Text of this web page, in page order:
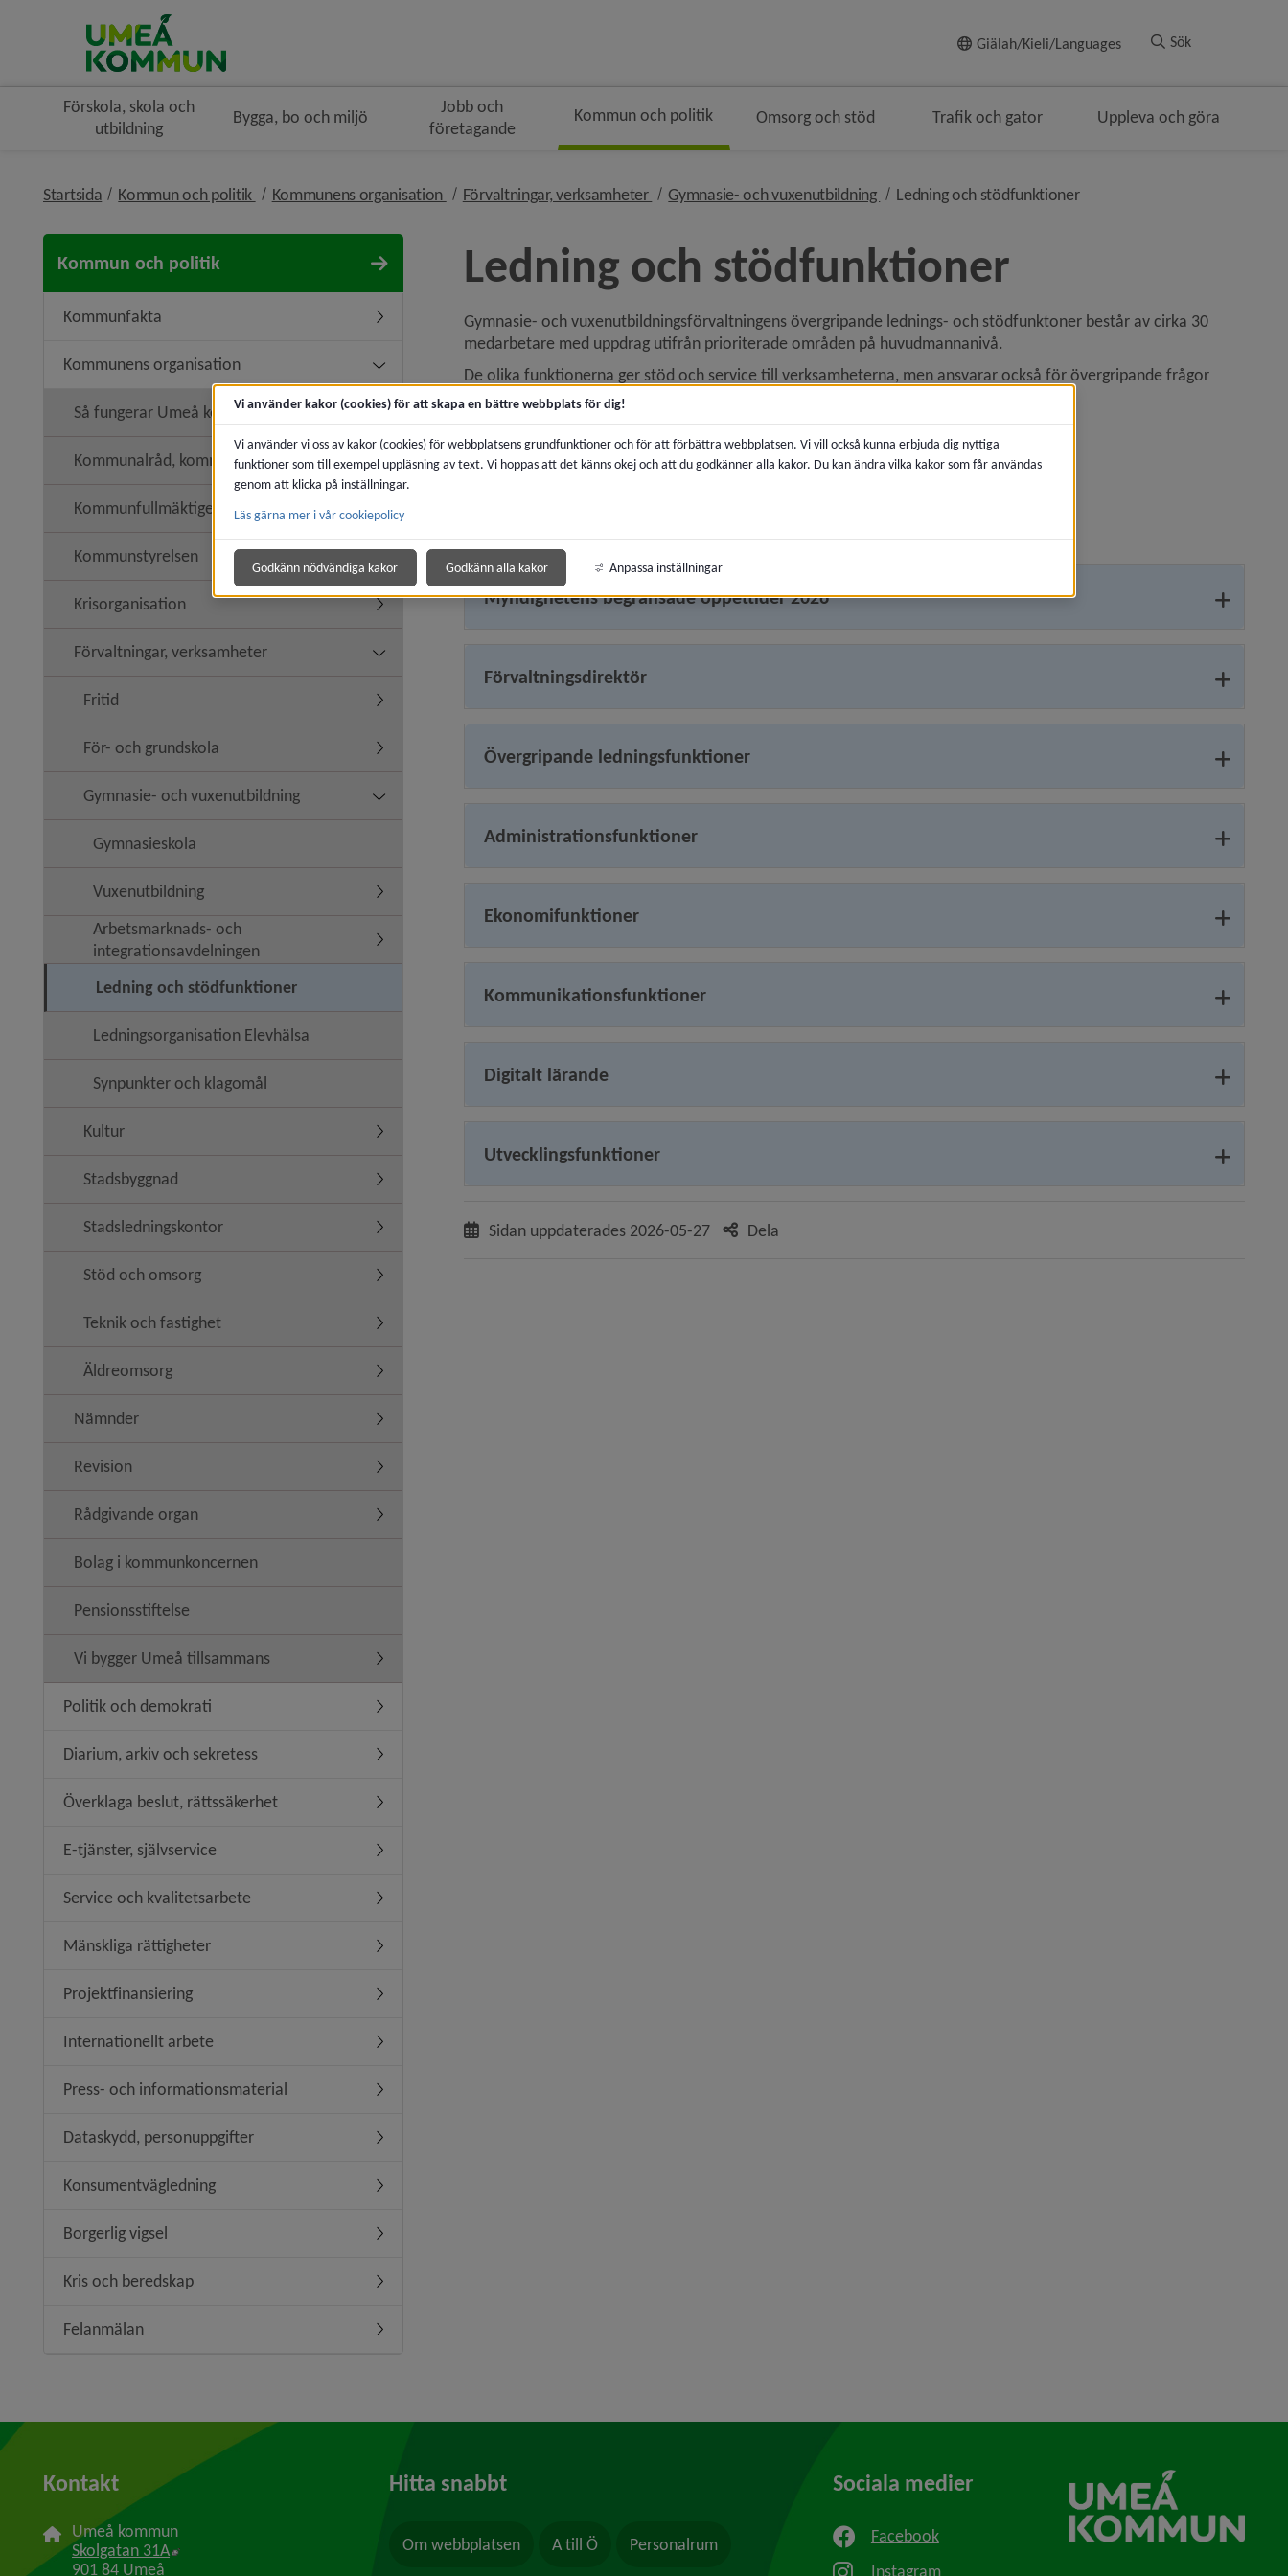
Giälah/Kieli/Languages Sök
Förskola, skola och
utbildning
Bygga, bo och miljö
Jobb och
företagande
Kommun och politik Omsorg och stöd Trafik och gator Uppleva och göra
Startsida Kommun och politik nivå i brödsmulenavigeringen
Kommunens organisation nivå i brödsmulenavigeringen
Förvaltningar, verksamheter nivå i brödsmulenavigeringen
Gymnasie- och vuxenutbildning nivå i brödsmulenavigeringen
Ledning och stödfunktionernivå i brödsmulenavigeringen
Kommun och politik
Kommunfakta Undermeny för Kommunfakta
Kommunens organisation Undermeny för Kommunens organisation
Så fungerar Umeå kommun
Kommunalråd, kommunledning
Kommunfullmäktige Undermeny för Kommunfullmäktige
Kommunstyrelsen Undermeny för Kommunstyrelsen
Krisorganisation Undermeny för Krisorganisation
Förvaltningar, verksamheter Undermeny för Förvaltningar, verksamheter
Fritid Undermeny för Fritid
För- och grundskola Undermeny för För- och grundskola
Gymnasie- och vuxenutbildning Undermeny för Gymnasie- och vuxenutbildning
Gymnasieskola
Vuxenutbildning Undermeny för Vuxenutbildning
Arbetsmarknads- och
integrationsavdelningen
Undermeny för Arbetsmarknads- och integrationsavdelningen
Ledning och stödfunktioner
Ledningsorganisation Elevhälsa
Synpunkter och klagomål
Kultur Undermeny för Kultur
Stadsbyggnad Undermeny för Stadsbyggnad
Stadsledningskontor Undermeny för Stadsledningskontor
Stöd och omsorg Undermeny för Stöd och omsorg
Teknik och fastighet Undermeny för Teknik och fastighet
Äldreomsorg Undermeny för Äldreomsorg
Nämnder Undermeny för Nämnder
Revision Undermeny för Revision
Rådgivande organ Undermeny för Rådgivande organ
Bolag i kommunkoncernen
Pensionsstiftelse
Vi bygger Umeå tillsammans Undermeny för Vi bygger Umeå tillsammans
Politik och demokrati Undermeny för Politik och demokrati
Diarium, arkiv och sekretess Undermeny för Diarium, arkiv och sekretess
Överklaga beslut, rättssäkerhet Undermeny för Överklaga beslut, rättssäkerhet
E-tjänster, självservice Undermeny för E-tjänster, självservice
Service och kvalitetsarbete Undermeny för Service och kvalitetsarbete
Mänskliga rättigheter Undermeny för Mänskliga rättigheter
Projektfinansiering Undermeny för Projektfinansiering
Internationellt arbete Undermeny för Internationellt arbete
Press- och informationsmaterial Undermeny för Press- och informationsmaterial
Dataskydd, personuppgifter Undermeny för Dataskydd, personuppgifter
Konsumentvägledning Undermeny för Konsumentvägledning
Borgerlig vigsel Undermeny för Borgerlig vigsel
Kris och beredskap Undermeny för Kris och beredskap
Felanmälan Undermeny för Felanmälan
Ledning och stödfunktioner
Gymnasie- och vuxenutbildningsförvaltningens övergripande lednings- och stödfunktoner består av cirka 30
medarbetare med uppdrag utifrån prioriterade områden på huvudmannanivå.
De olika funktionerna ger stöd och service till verksamheterna, men ansvarar också för övergripande frågor
inom skolområdet, till exempel:
strategisk planering
skolutveckling
systematiskt kvalitetsarbete
nämndsadministration.
Myndighetens begränsade öppettider 2026
Förvaltningsdirektör
Övergripande ledningsfunktioner
Administrationsfunktioner
Ekonomifunktioner
Kommunikationsfunktioner
Digitalt lärande
Utvecklingsfunktioner
Sidan uppdaterades 2026-05-27 Dela
Kontakt
Umeå kommun
Skolgatan 31A Länk till annan webbplats, öppnas i nytt fönster.
901 84 Umeå
Hitta snabbt
Om webbplatsen A till Ö Personalrum
Sociala medier
Facebook
Instagram
Vi använder kakor (cookies) för att skapa en bättre webbplats för dig!
Vi använder vi oss av kakor (cookies) för webbplatsens grundfunktioner och för att förbättra webbplatsen. Vi vill också kunna erbjuda dig nyttiga
funktioner som till exempel uppläsning av text. Vi hoppas att det känns okej och att du godkänner alla kakor. Du kan ändra vilka kakor som får användas
genom att klicka på inställningar.
Läs gärna mer i vår cookiepolicy
Godkänn nödvändiga kakor Godkänn alla kakor Anpassa inställningar